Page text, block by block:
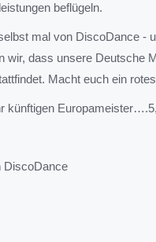
beflügeln.
mal von DiscoDance -
wir, dass unsere Deutsche
Macht euch ein
künftigen
DiscoDance